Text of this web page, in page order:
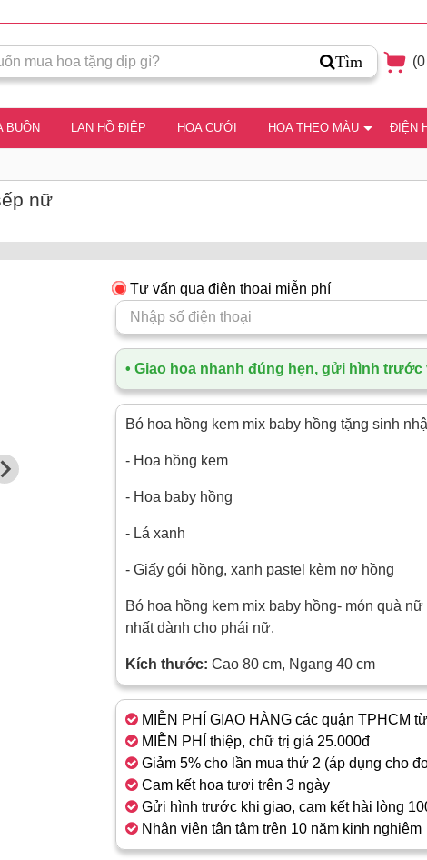
Tìm (0
BUỒN LAN HỒ ĐIỆP HOA CƯỚI HOA THEO MÀU ĐIỆN
nữ
Tư vấn qua điện thoại miễn phí
• Giao hoa nhanh đúng hẹn, gửi hình trước
Bó hoa hồng kem mix baby hồng tặng sinh
- Hoa hồng kem
- Hoa baby hồng
- Lá xanh
- Giấy gói hồng, xanh pastel kèm nơ hồng
Bó hoa hồng kem mix baby hồng- món quà
nhất dành cho phái nữ.
Kích thước: Cao 80 cm, Ngang 40 cm
MIỄN PHÍ GIAO HÀNG các quận TPHCM
MIỄN PHÍ thiệp, chữ trị giá 25.000đ
Giảm 5% cho lần mua thứ 2 (áp dụng cho
Cam kết hoa tươi trên 3 ngày
Gửi hình trước khi giao, cam kết hài lòng
Nhân viên tận tâm trên 10 năm kinh nghiệm